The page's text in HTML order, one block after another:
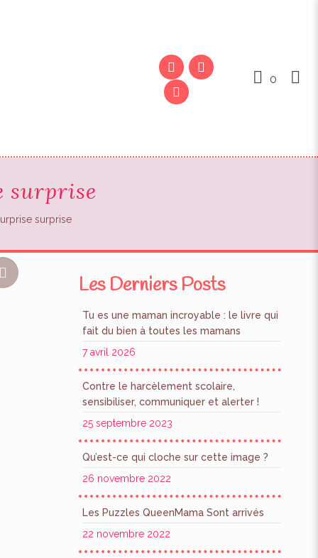
0
surprise
surprise
Les Derniers Posts
Tu es une maman incroyable : le livre qui
fait du bien à toutes les mamans
7 avril 2026
Contre le harcèlement scolaire,
sensibiliser, communiquer et alerter !
25 septembre 2023
Qu’est-ce qui cloche sur cette image ?
26 novembre 2022
Les Puzzles QueenMama Sont arrivés
22 novembre 2022